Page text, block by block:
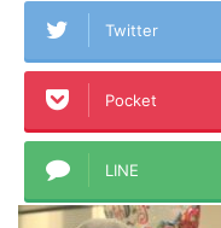
Twitter
Pocket
LINE